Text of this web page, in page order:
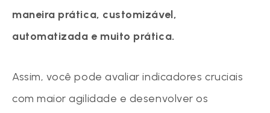
maneira prática, customizável,
automatizada e muito prática.
Assim, você pode avaliar indicadores cruciais
com maior agilidade e desenvolver os